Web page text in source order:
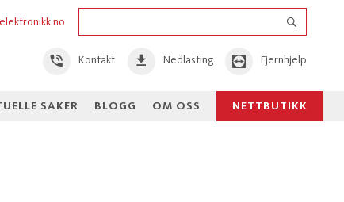
Kontakt Nedlasting Fjernhjelp
SAKER BLOGG OM OSS